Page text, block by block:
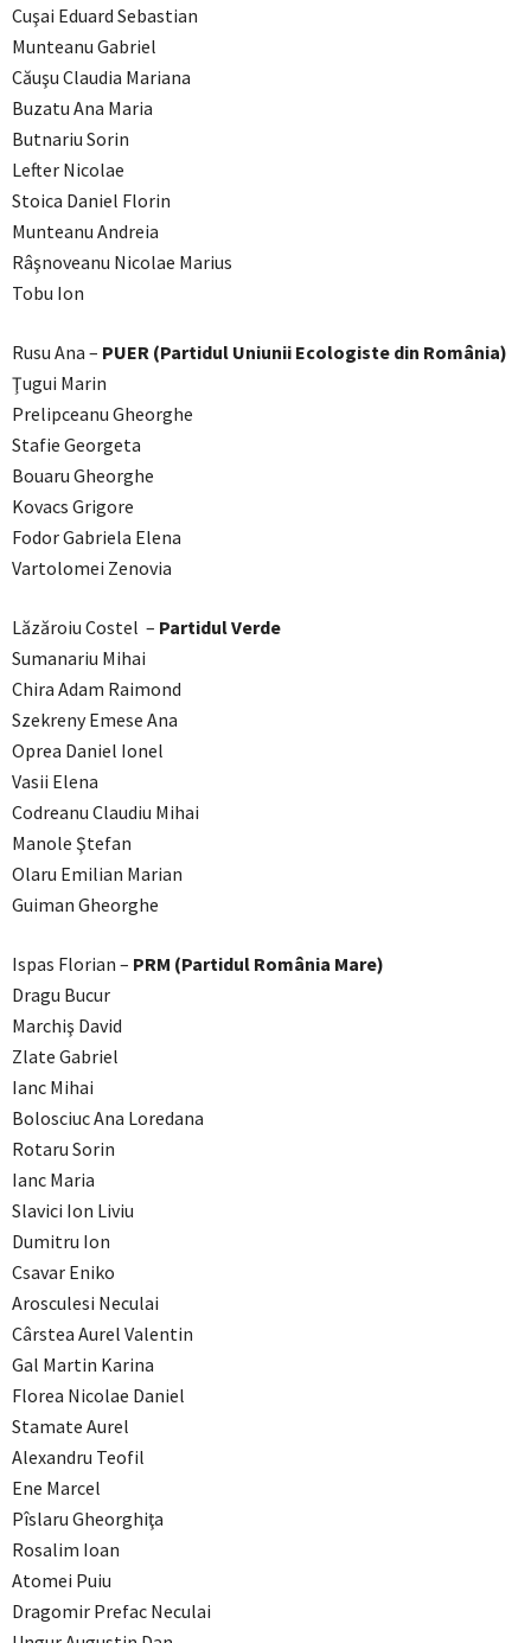
Cuşai Eduard Sebastian
Munteanu Gabriel
Căuşu Claudia Mariana
Buzatu Ana Maria
Butnariu Sorin
Lefter Nicolae
Stoica Daniel Florin
Munteanu Andreia
Râşnoveanu Nicolae Marius
Tobu Ion
Rusu Ana – PUER (Partidul Uniunii Ecologiste din România)
Ţugui Marin
Prelipceanu Gheorghe
Stafie Georgeta
Bouaru Gheorghe
Kovacs Grigore
Fodor Gabriela Elena
Vartolomei Zenovia
Lăzăroiu Costel – Partidul Verde
Sumanariu Mihai
Chira Adam Raimond
Szekreny Emese Ana
Oprea Daniel Ionel
Vasii Elena
Codreanu Claudiu Mihai
Manole Ştefan
Olaru Emilian Marian
Guiman Gheorghe
Ispas Florian – PRM (Partidul România Mare)
Dragu Bucur
Marchiş David
Zlate Gabriel
Ianc Mihai
Bolosciuc Ana Loredana
Rotaru Sorin
Ianc Maria
Slavici Ion Liviu
Dumitru Ion
Csavar Eniko
Arosculesi Neculai
Cârstea Aurel Valentin
Gal Martin Karina
Florea Nicolae Daniel
Stamate Aurel
Alexandru Teofil
Ene Marcel
Pîslaru Gheorghiţa
Rosalim Ioan
Atomei Puiu
Dragomir Prefac Neculai